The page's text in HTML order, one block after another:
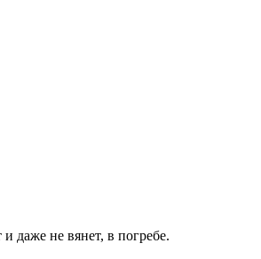
даже не вянет, в погребе.